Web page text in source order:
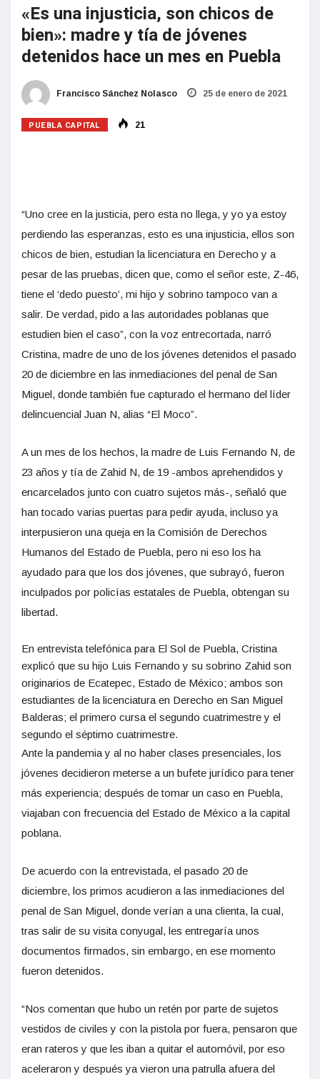
«Es una injusticia, son chicos de
bien»: madre y tía de jóvenes
detenidos hace un mes en Puebla
Francisco Sánchez Nolasco 25 de enero de 2021
PUEBLA CAPITAL 21
“Uno cree en la justicia, pero esta no llega, y yo ya estoy
perdiendo las esperanzas, esto es una injusticia, ellos son
chicos de bien, estudian la licenciatura en Derecho y a
pesar de las pruebas, dicen que, como el señor este, Z-46,
tiene el ‘dedo puesto’, mi hijo y sobrino tampoco van a
salir. De verdad, pido a las autoridades poblanas que
estudien bien el caso”, con la voz entrecortada, narró
Cristina, madre de uno de los jóvenes detenidos el pasado
20 de diciembre en las inmediaciones del penal de San
Miguel, donde también fue capturado el hermano del líder
delincuencial Juan N, alias “El Moco”.
A un mes de los hechos, la madre de Luis Fernando N, de
23 años y tía de Zahid N, de 19 -ambos aprehendidos y
encarcelados junto con cuatro sujetos más-, señaló que
han tocado varias puertas para pedir ayuda, incluso ya
interpusieron una queja en la Comisión de Derechos
Humanos del Estado de Puebla, pero ni eso los ha
ayudado para que los dos jóvenes, que subrayó, fueron
inculpados por policías estatales de Puebla, obtengan su
libertad.
En entrevista telefónica para El Sol de Puebla, Cristina
explicó que su hijo Luis Fernando y su sobrino Zahid son
originarios de Ecatepec, Estado de México; ambos son
estudiantes de la licenciatura en Derecho en San Miguel
Balderas; el primero cursa el segundo cuatrimestre y el
segundo el séptimo cuatrimestre.
Ante la pandemia y al no haber clases presenciales, los
jóvenes decidieron meterse a un bufete jurídico para tener
más experiencia; después de tomar un caso en Puebla,
viajaban con frecuencia del Estado de México a la capital
poblana.
De acuerdo con la entrevistada, el pasado 20 de
diciembre, los primos acudieron a las inmediaciones del
penal de San Miguel, donde verían a una clienta, la cual,
tras salir de su visita conyugal, les entregaría unos
documentos firmados, sin embargo, en ese momento
fueron detenidos.
“Nos comentan que hubo un retén por parte de sujetos
vestidos de civiles y con la pistola por fuera, pensaron que
eran rateros y que les iban a quitar el automóvil, por eso
aceleraron y después ya vieron una patrulla afuera del